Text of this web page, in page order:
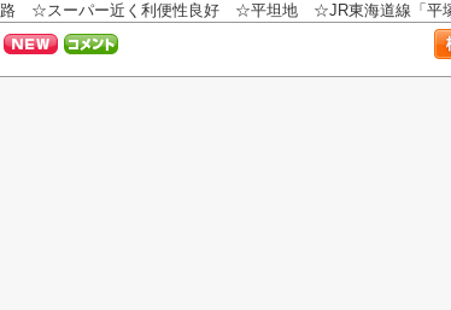
路 ☆スーパー近く利便性良好 ☆平坦地 ☆JR東海道線「平塚